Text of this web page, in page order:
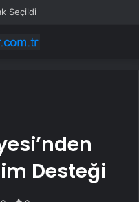
Seçildi
Desteği